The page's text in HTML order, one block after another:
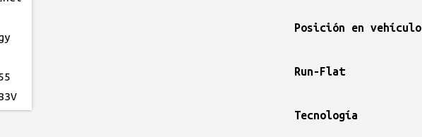
Posición en vehículo
Run-Flat
Tecnología